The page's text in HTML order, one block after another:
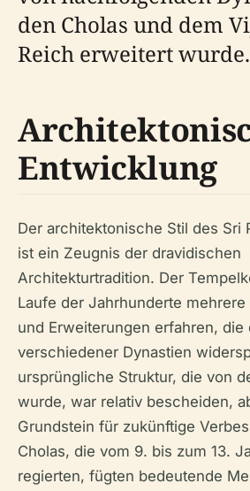
den Cholas und dem
Reich erweitert wurde.
Entwicklung
Der architektonische Stil des Sri
ist ein Zeugnis der dravidischen
Architekturtradition. Der
Laufe der Jahrhunderte mehrere
und Erweiterungen erfahren, die
verschiedener Dynastien
ursprüngliche Struktur, die von
wurde, war relativ bescheiden,
Grundstein für zukünftige
Cholas, die vom 9. bis zum 13.
regierten, fügten bedeutende